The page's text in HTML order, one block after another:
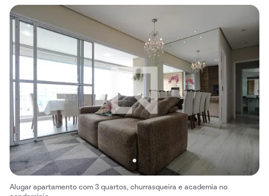
Alugar apartamento com 3 quartos, churrasqueira e academia no